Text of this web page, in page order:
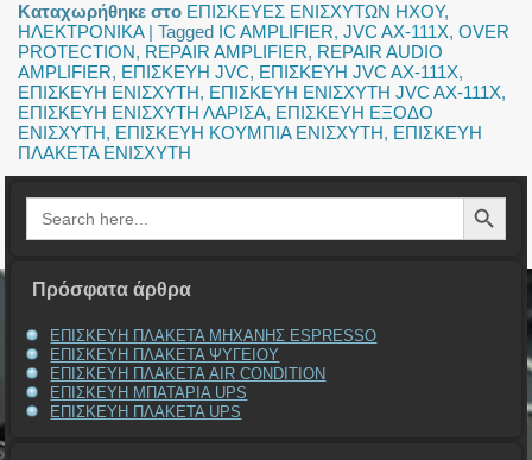
Καταχωρήθηκε στο ΕΠΙΣΚΕΥΕΣ ΕΝΙΣΧΥΤΩΝ ΗΧΟΥ,
ΗΛΕΚΤΡΟΝΙΚΑ|Tagged IC AMPLIFIER,JVC AX-111X,OVER
PROTECTION, REPAIR AMPLIFIER, REPAIR AUDIO
AMPLIFIER, ΕΠΙΣΚΕΥΗ JVC, ΕΠΙΣΚΕΥΗ JVC AX-111X,
ΕΠΙΣΚΕΥΗ ΕΝΙΣΧΥΤΗ, ΕΠΙΣΚΕΥΗ ΕΝΙΣΧΥΤΗ JVC AX-111X,
ΕΠΙΣΚΕΥΗ ΕΝΙΣΧΥΤΗ ΛΑΡΙΣΑ, ΕΠΙΣΚΕΥΗ ΕΞΟΔΟ
ΕΝΙΣΧΥΤΗ, ΕΠΙΣΚΕΥΗ ΚΟΥΜΠΙΑ ΕΝΙΣΧΥΤΗ, ΕΠΙΣΚΕΥΗ
ΠΛΑΚΕΤΑ ΕΝΙΣΧΥΤΗ
Search
for:
Search Button
Πρόσφατα άρθρα
ΕΠΙΣΚΕΥΗ ΠΛΑΚΕΤΑ ΜΗΧΑΝΗΣ ESPRESSO
ΕΠΙΣΚΕΥΗ ΠΛΑΚΕΤΑ ΨΥΓΕΙΟΥ
ΕΠΙΣΚΕΥΗ ΠΛΑΚΕΤΑ AIR CONDITION
ΕΠΙΣΚΕΥΗ ΜΠΑΤΑΡΙΑ UPS
ΕΠΙΣΚΕΥΗ ΠΛΑΚΕΤΑ UPS